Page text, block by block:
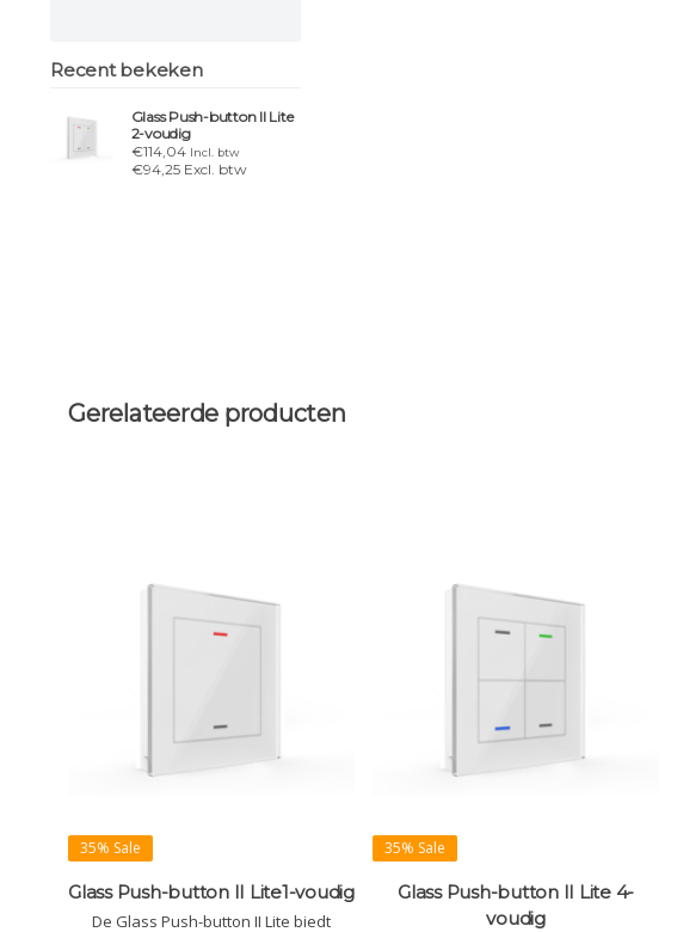
Recent bekeken
Glass Push-button II Lite
2-voudig
€114,04 Incl. btw
€94,25 Excl. btw
Gerelateerde producten
35% Sale
Glass Push-button II Lite1-voudig
De Glass Push-button II Lite biedt
35% Sale
Glass Push-button II Lite 4-
voudig